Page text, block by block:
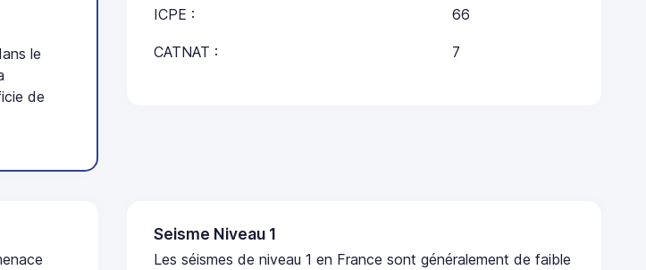
le
de
ICPE : 66
CATNAT : 7
Seisme Niveau 1
Les séismes de niveau 1 en France sont généralement de faible